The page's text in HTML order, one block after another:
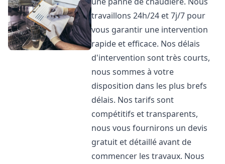
travaillons 24h/24 et 7j/7 pour
vous garantir une intervention
rapide et efficace. Nos délais
d'intervention sont très courts,
nous sommes à votre
disposition dans les plus brefs
délais. Nos tarifs sont
compétitifs et transparents,
nous vous fournirons un devis
gratuit et détaillé avant de
commencer les travaux. Nous